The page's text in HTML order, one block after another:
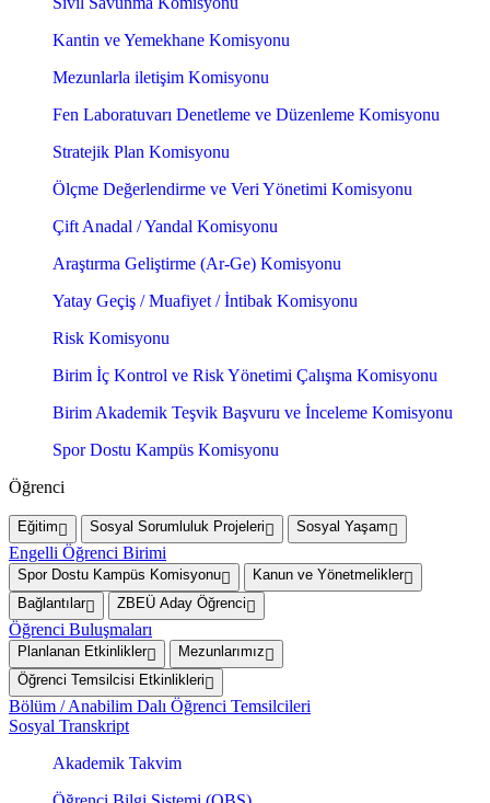
Kantin ve Yemekhane Komisyonu
Mezunlarla iletişim Komisyonu
Fen Laboratuvarı Denetleme ve Düzenleme Komisyonu
Stratejik Plan Komisyonu
Ölçme Değerlendirme ve Veri Yönetimi Komisyonu
Çift Anadal / Yandal Komisyonu
Araştırma Geliştirme (Ar-Ge) Komisyonu
Yatay Geçiş / Muafiyet / İntibak Komisyonu
Risk Komisyonu
Birim İç Kontrol ve Risk Yönetimi Çalışma Komisyonu
Birim Akademik Teşvik Başvuru ve İnceleme Komisyonu
Spor Dostu Kampüs Komisyonu
Öğrenci
Eğitim Sosyal Sorumluluk Projeleri Sosyal Yaşam
Engelli Öğrenci Birimi
Spor Dostu Kampüs Komisyonu
Kanun ve Yönetmelikler
Bağlantılar
ZBEÜ Aday Öğrenci
Öğrenci Buluşmaları
Planlanan Etkinlikler
Mezunlarımız
Öğrenci Temsilcisi Etkinlikleri
Bölüm / Anabilim Dalı Öğrenci Temsilcileri
Sosyal Transkript
Akademik Takvim